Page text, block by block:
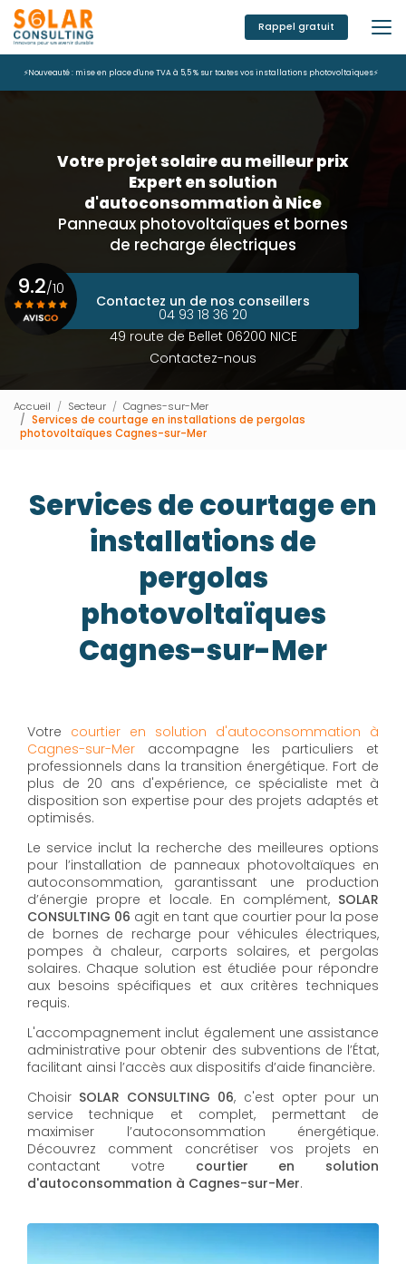
Aller
au
contenu
principal
⚡Nouveauté : mise en place d'une TVA à 5,5 % sur toutes vos installations photovoltaïques⚡
Rappel gratuit
Votre projet solaire au meilleur prix
Expert en solution
d'autoconsommation à Nice
Panneaux photovoltaïques et bornes
de recharge électriques
Contactez un de nos conseillers
04 93 18 36 20
49 route de Bellet 06200 NICE
Contactez-nous
9.2/10
Accueil Secteur
Cagnes-sur-Mer
Services de courtage en installations de pergolas
photovoltaïques Cagnes-sur-Mer
Services de courtage en
installations de
pergolas
photovoltaïques
Cagnes-sur-Mer
Votre courtier en solution d'autoconsommation à
Cagnes-sur-Mer accompagne les particuliers et
professionnels dans la transition énergétique. Fort de
plus de 20 ans d'expérience, ce spécialiste met à
disposition son expertise pour des projets adaptés et
optimisés.
Le service inclut la recherche des meilleures options
pour l’installation de panneaux photovoltaïques en
autoconsommation, garantissant une production
d’énergie propre et locale. En complément, SOLAR
CONSULTING 06 agit en tant que courtier pour la pose
de bornes de recharge pour véhicules électriques,
pompes à chaleur, carports solaires, et pergolas
solaires. Chaque solution est étudiée pour répondre
aux besoins spécifiques et aux critères techniques
requis.
L'accompagnement inclut également une assistance
administrative pour obtenir des subventions de l’État,
facilitant ainsi l’accès aux dispositifs d’aide financière.
Choisir SOLAR CONSULTING 06, c'est opter pour un
service technique et complet, permettant de
maximiser l’autoconsommation énergétique.
Découvrez comment concrétiser vos projets en
contactant votre courtier en solution
d'autoconsommation à Cagnes-sur-Mer.